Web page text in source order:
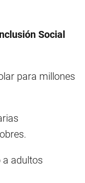
Social
para millones
a adultos